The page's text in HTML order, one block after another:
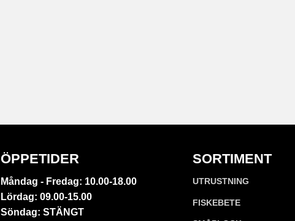
ÖPPETIDER
Måndag - Fredag: 10.00-18.00
Lördag: 09.00-15.00
Söndag: STÄNGT
SORTIMENT
UTRUSTNING
FISKEBETE